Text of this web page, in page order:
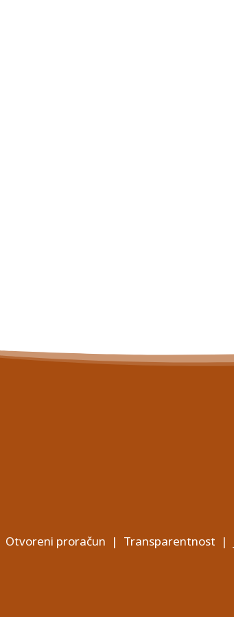
Otvoreni proračun | Transparentnost |